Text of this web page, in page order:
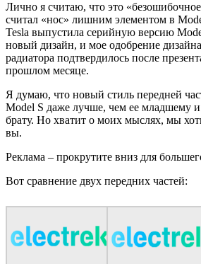
Лично я считаю, что это
считал «нос» лишним элементом в
Tesla выпустила серийную версию
новый дизайн, и мое одобрение
радиатора подтвердилось после
прошлом месяце.
Я думаю, что новый стиль передней
Model S даже лучше, чем ее младшему
брату. Но хватит о моих мыслях, мы
вы.
Реклама – прокрутите вниз для
Вот сравнение двух передних частей: